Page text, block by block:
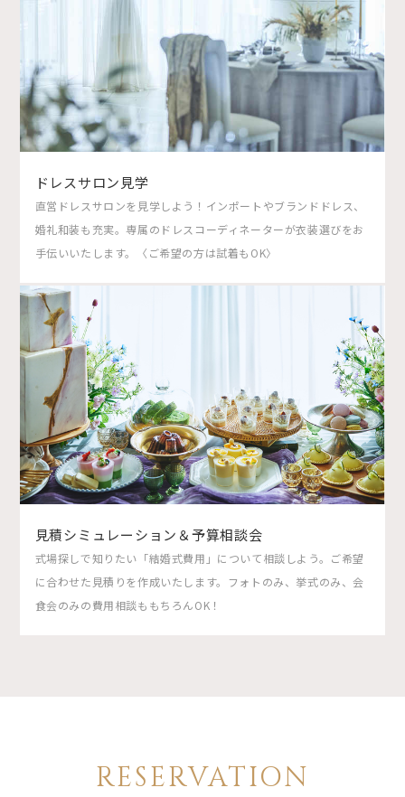
ドレスサロン見学
直営ドレスサロンを見学しよう！インポートやブランドドレス、
婚礼和装も充実。専属のドレスコーディネーターが衣装選びをお
手伝いいたします。〈ご希望の方は試着もOK〉
見積シミュレーション＆予算相談会
式場探しで知りたい「結婚式費用」について相談しよう。ご希望
に合わせた見積りを作成いたします。フォトのみ、挙式のみ、会
食会のみの費用相談ももちろんOK！
RESERVATION